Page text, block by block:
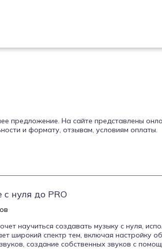
предложение. На сайте представлены
и формату, отзывам, условиям оплаты.
нуля до PRO
научиться создавать музыку с нуля,
широкий спектр тем, включая настройку
создание собственных звуков с